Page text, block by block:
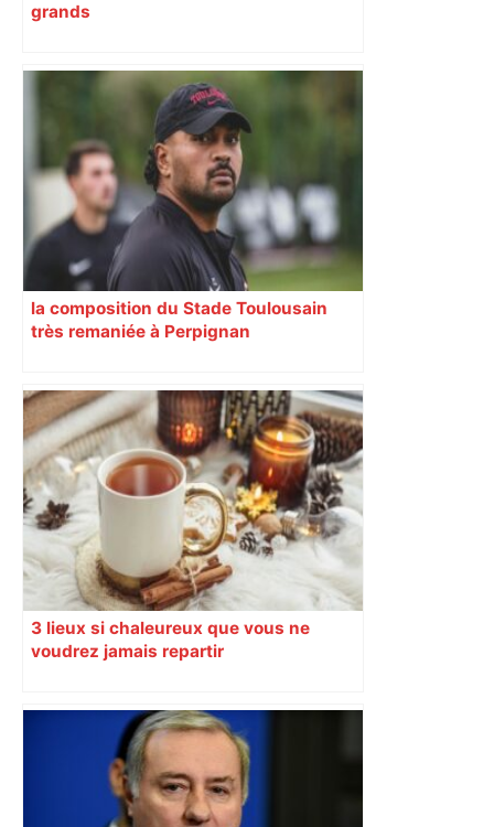
grands
la composition du Stade Toulousain
très remaniée à Perpignan
3 lieux si chaleureux que vous ne
voudrez jamais repartir